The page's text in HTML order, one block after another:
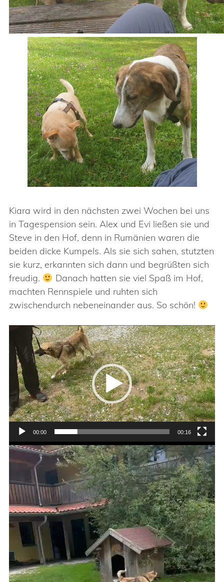
Kiara wird in den nächsten zwei Wochen bei uns
in Tagespension sein. Alex und Evi ließen sie und
Steve in den Hof, denn in Rumänien waren die
beiden dicke Kumpels. Als sie sich sahen, stutzten
sie kurz, erkannten sich dann und begrüßten sich
freudig.
Danach hatten sie viel Spaß im Hof,
machten Rennspiele und ruhten sich
zwischendurch nebeneinander aus. So schön!
Video-
Player
00:00 00:16
Video-
Player